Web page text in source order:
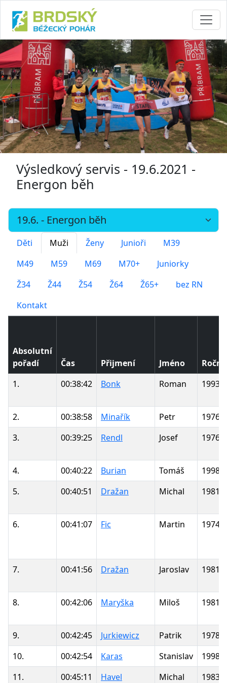
Výsledkový servis - 19.6.2021 -
Energon běh
Děti Muži Ženy Junioři
M39
M49
M59 M69 M70+
Juniorky
Ž34
Ž44 Ž54 Ž64 Ž65+
bez RN
Kontakt
Absolutní
pořadí
Čas Přijmení Jméno
1.
00:38:42 Bonk Roman 1993
2. 00:38:58 Minařík Petr
1976
3.
00:39:25 Rendl Josef 1976
4. 00:40:22 Burian Tomáš
1998
5.
00:40:51 Dražan Michal 1981
6. 00:41:07 Fic Martin 1974
7. 00:41:56 Dražan Jaroslav 1981
8. 00:42:06 Maryška Miloš 1981
9. 00:42:45 Jurkiewicz Patrik
1978
10.
00:42:54 Karas Stanislav
1998
11.
00:45:11 Havel Michal 1983